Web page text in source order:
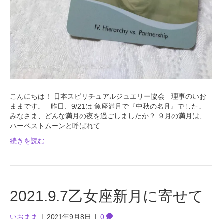
こんにちは！ 日本スピリチュアルジュエリー協会 理事のいお
ままです。 昨日、9/21は 魚座満月で『中秋の名月』でした。
みなさま、どんな満月の夜を過ごしましたか？ ９月の満月は、
ハーベストムーンと呼ばれて…
続きを読む
2021.9.7乙女座新月に寄せて
いおまま | 2021年9月8日 | 0